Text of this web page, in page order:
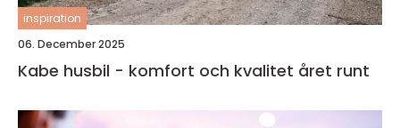
inspiration
06. December 2025
Kabe husbil - komfort och kvalitet året runt